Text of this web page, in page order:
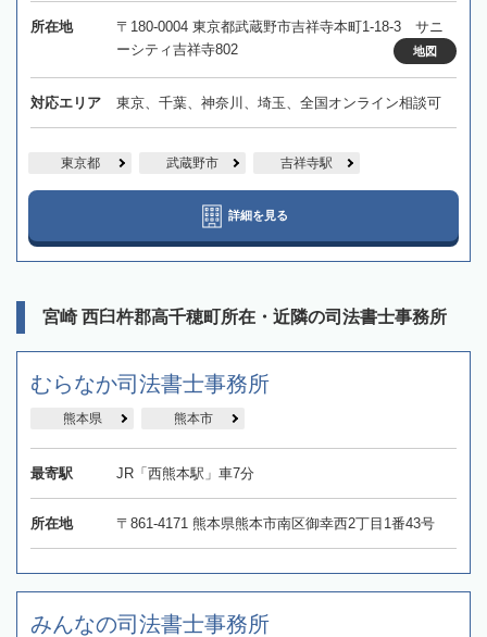
所在地
〒180-0004 東京都武蔵野市吉祥寺本町1-18-3 サニ
ーシティ吉祥寺802
地図
対応エリア 東京、千葉、神奈川、埼玉、全国オンライン相談可
東京都 武蔵野市 吉祥寺駅
詳細を見る
宮崎 西臼杵郡高千穂町所在・近隣の司法書士事務所
むらなか司法書士事務所
熊本県 熊本市
最寄駅 JR「西熊本駅」車7分
所在地 〒861-4171 熊本県熊本市南区御幸西2丁目1番43号
みんなの司法書士事務所